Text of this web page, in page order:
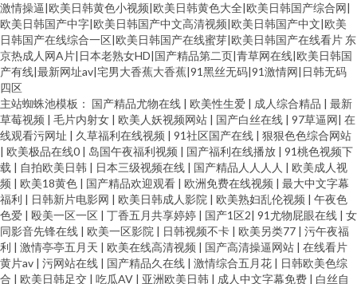
激情操逼|欧美日韩黄色小视频|欧美日韩黄色大全|欧美日韩国产综合网|
欧美日韩国产中字|欧美日韩国产中文高清视频|欧美日韩国产中文|欧美
日韩国产在线综合一区|欧美日韩国产在线蜜芽|欧美日韩国产在线看片 东
京热成人网A片|日本老熟女HD|国产精品第二页|青草网在线|欧美日韩国
产有线|最新网址av|宅男大香蕉大香蕉|91黑丝无码|91激情网|日韩无码
四区
主站蜘蛛池模板： 国产精品尤物在线 | 欧美性生爱 | 成人综合精品 | 最新
草莓视频 | 毛片内射女 | 欧美人妖视频网站 | 国产白丝在线 | 97草逼网| 在
线观看污网址 | 久草福利在线视频 | 91社区国产在线 | 狠狠色色综合网站
| 欧美极品在线0 | 岛国午夜福利视频 | 国产福利在线播放 | 91桃色视频下
载 | 自拍欧美日韩 | 日本三级视频在线 | 国产精品人人人人 | 欧美成人视
频 | 欧美18黄色 | 国产精品欢迎观看 | 欧洲免费在线视频 | 最大中文字幕
福利 | 日韩新片电影网 | 欧美日韩成人影院 | 欧美熟妇乱伦视频 | 午夜色
色爱 | 殴美一区一区 | 丁香五月共享婷婷 | 国产1区2| 91尤物屁眼在线 | 女
同影音先锋在线 | 欧美一区影院 | 日韩视频不卡 | 欧美另类77 | 污午夜福
利 | 激情亭亭五月天 | 欧美在线高清视频 | 国产高清操逼网站 | 在线看片
黄片av | 污网站在线 | 国产精品久在线 | 激情综合五月花 | 日韩欧美色综
合 | 欧美日韩足交 | 吃瓜AV | 亚洲欧美日韩 | 成人中文字幕免费 | 白丝自